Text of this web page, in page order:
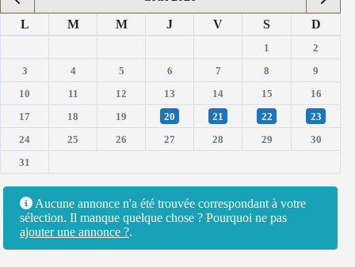
L M M J V S D
1
2
3
4 5 6 7 8
9
10
11 12 13 14 15
16
17
18 19 20 21 22
23
24
25 26 27 28 29
30
31
Aucune annonce n'a été trouvée correspondant à votre
sélection. Il manque quelque chose ? Pourquoi ne pas
ajouter une annonce ?.